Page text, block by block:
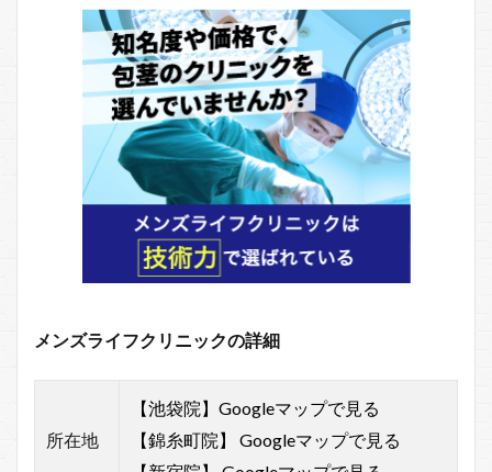
メンズライフクリニックの詳細
所在地
【池袋院】Googleマップで見る
【錦糸町院】 Googleマップで見る